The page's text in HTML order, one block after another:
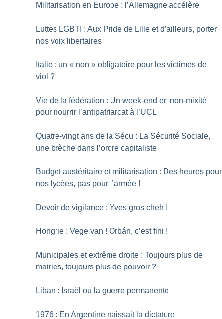
Militarisation en Europe : l’Allemagne accélère
Luttes LGBTI : Aux Pride de Lille et d’ailleurs, porter
nos voix libertaires
Italie : un « non » obligatoire pour les victimes de
viol ?
Vie de la fédération : Un week-end en non-mixité
pour nourrir l’antipatriarcat à l’UCL
Quatre-vingt ans de la Sécu : La Sécurité Sociale,
une brèche dans l’ordre capitaliste
Budget austéritaire et militarisation : Des heures pour
nos lycées, pas pour l’armée !
Devoir de vigilance : Yves gros cheh !
Hongrie : Vege van ! Orbán, c’est fini !
Municipales et extrême droite : Toujours plus de
mairies, toujours plus de pouvoir ?
Liban : Israël ou la guerre permanente
1976 : En Argentine naissait la dictature